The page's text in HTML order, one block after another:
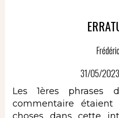
31/05/
Les 1ères phrases
commentaire